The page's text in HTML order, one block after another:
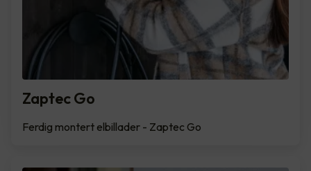
Zaptec Go
Ferdig montert elbillader - Zaptec Go